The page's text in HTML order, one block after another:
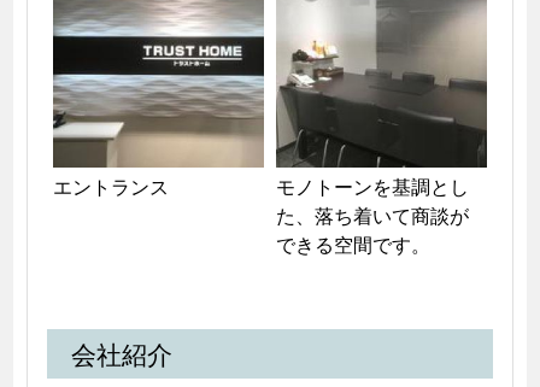
エントランス
モノトーンを基調とし
た、落ち着いて商談が
できる空間です。
会社紹介